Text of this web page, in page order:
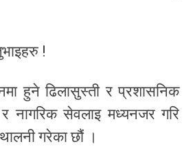
!
हुने ढिलासुस्ती र प्रशासनिक
नागरिक सेवलाइ मध्यनजर गरि
गरेका छौं ।